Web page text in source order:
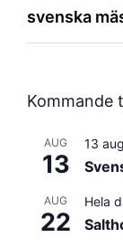
svenska
Kommande
AUG
13
13
AUG
22
Hela